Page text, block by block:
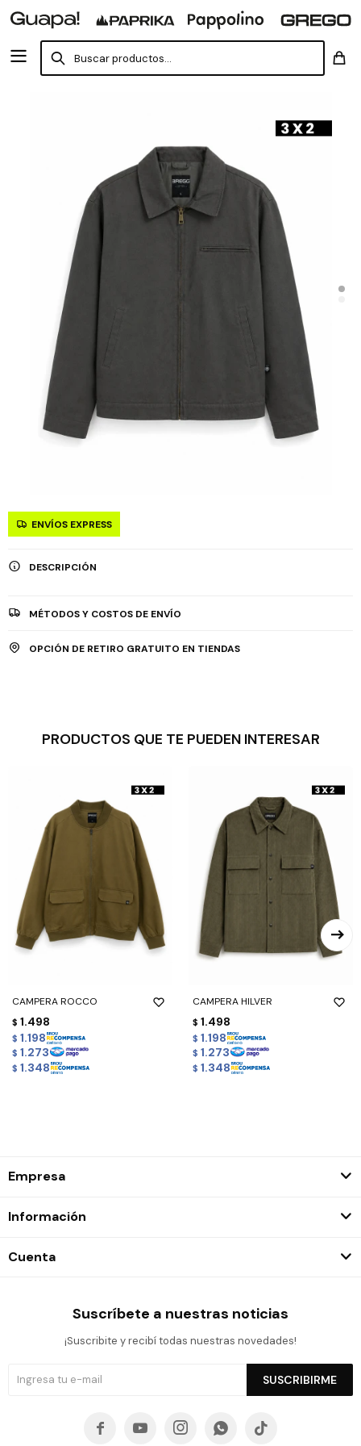
ENVÍOS EXPRESS
DESCRIPCIÓN
MÉTODOS Y COSTOS DE ENVÍO
OPCIÓN DE RETIRO GRATUITO EN TIENDAS
PRODUCTOS QUE TE PUEDEN INTERESAR
CAMPERA ROCCO
$ 1.498
$ 1.198
$ 1.273
$ 1.348
CAMPERA HILVER
$ 1.498
$ 1.198
$ 1.273
$ 1.348
Empresa
Información
Cuenta
Suscríbete a nuestras noticias
¡Suscribite y recibí todas nuestras novedades!
SUSCRIBIRME
    